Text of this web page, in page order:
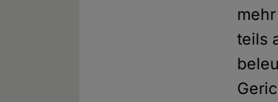
teils